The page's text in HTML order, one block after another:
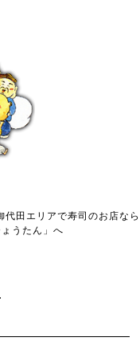
代田エリアで寿司のお店なら
うたん」へ